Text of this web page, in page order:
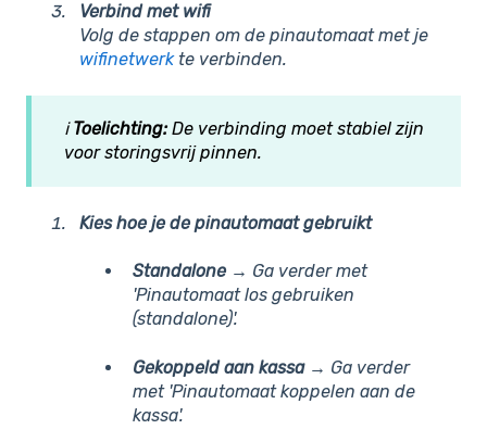
Verbind met wifi
Volg de stappen om de pinautomaat met je
wifinetwerkte verbinden.
ℹ️Toelichting: De verbinding moet stabiel zijn
voor storingsvrij pinnen.
Kies hoe je de pinautomaat gebruikt
Standalone → Ga verder met
'Pinautomaat los gebruiken
(standalone)'.
Gekoppeld aan kassa→ Ga verder
met 'Pinautomaat koppelen aan de
kassa'.